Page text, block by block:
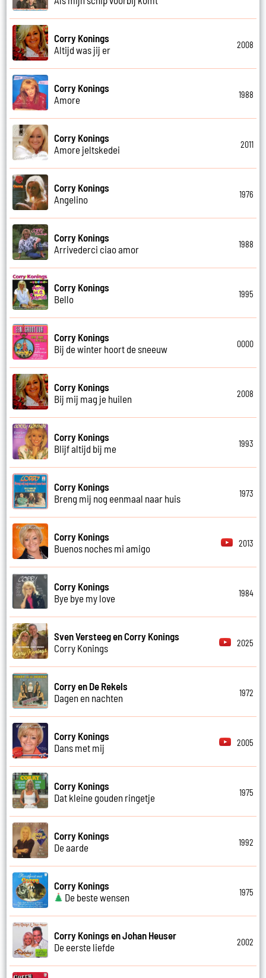
Corry Konings
Altijd was jij er
2008
Corry Konings
Amore
1988
Corry Konings
Amore jeltskedei
2011
Corry Konings
Angelino
1976
Corry Konings
Arrivederci ciao amor
1988
Corry Konings
Bello
1995
Corry Konings
Bij de winter hoort de sneeuw
0000
Corry Konings
Bij mij mag je huilen
2008
Corry Konings
Blijf altijd bij me
1993
Corry Konings
Breng mij nog eenmaal naar huis
1973
Corry Konings
Buenos noches mi amigo
2013
Corry Konings
Bye bye my love
1984
Sven Versteeg en Corry Konings
Corry Konings
2025
Corry en De Rekels
Dagen en nachten
1972
Corry Konings
Dans met mij
2005
Corry Konings
Dat kleine gouden ringetje
1975
Corry Konings
De aarde
1992
Corry Konings
De beste wensen
1975
Corry Konings en Johan Heuser
De eerste liefde
2002